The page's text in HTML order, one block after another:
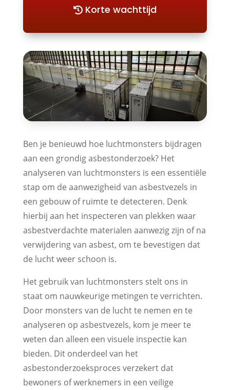
Korte wachttijd
Ben je benieuwd hoe luchtmonsters bijdragen
aan een grondig asbestonderzoek? Het
analyseren van luchtmonsters is een essentiële
stap om de aanwezigheid van asbestvezels in
een gebouw of ruimte te detecteren. Denk
hierbij aan het inspecteren van plekken waar
asbestverdachte materialen aanwezig zijn of na
verwijdering van asbest, om te bevestigen dat
de lucht weer schoon is.
Het gebruik van luchtmonsters stelt ons in
staat om nauwkeurige metingen te verrichten.
Door monsters van de lucht te nemen en te
analyseren op asbestvezels, kom je meer te
weten dan alleen een visuele inspectie kan
bieden. Dit onderdeel van het
asbestonderzoeksproces verzekert dat
bewoners of werknemers in een veilige